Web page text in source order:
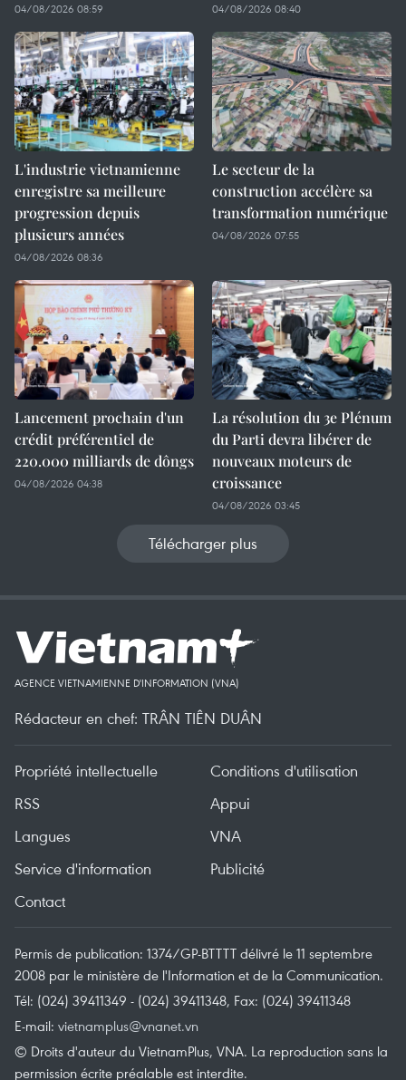
04/08/2026 08:59 04/08/2026 08:40
L'industrie vietnamienne
enregistre sa meilleure
progression depuis
plusieurs années
04/08/2026 08:36
Le secteur de la
construction accélère sa
transformation numérique
04/08/2026 07:55
Lancement prochain d'un
crédit préférentiel de
220.000 milliards de dôngs
04/08/2026 04:38
La résolution du 3e Plénum
du Parti devra libérer de
nouveaux moteurs de
croissance
04/08/2026 03:45
Télécharger plus
AGENCE VIETNAMIENNE D'INFORMATION (VNA)
Rédacteur en chef: TRÂN TIÊN DUÂN
Propriété intellectuelle
Conditions d'utilisation
RSS
Appui
Langues
VNA
Service d'information
Publicité
Contact
Permis de publication: 1374/GP-BTTTT délivré le 11 septembre
2008 par le ministère de l'Information et de la Communication.
Tél: (024) 39411349 - (024) 39411348, Fax: (024) 39411348
E-mail: vietnamplus@vnanet.vn
© Droits d'auteur du VietnamPlus, VNA. La reproduction sans la
permission écrite préalable est interdite.